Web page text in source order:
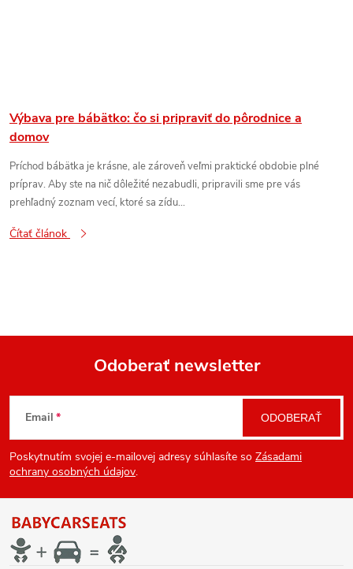
Výbava pre bábätko: čo si pripraviť do pôrodnice a
domov
Príchod bábätka je krásne, ale zároveň veľmi praktické obdobie plné
príprav. Aby ste na nič dôležité nezabudli, pripravili sme pre vás
prehľadný zoznam vecí, ktoré sa zídu...
Čítať článok
Z
á
p
ä
Odoberať newsletter
Email
Poskytnutím svojej e-mailovej adresy súhlasíte so Zásadami
ochrany osobných údajov.
ODOBERAŤ